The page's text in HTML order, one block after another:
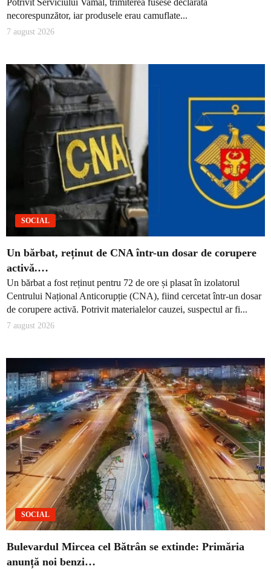
Potrivit Serviciului Vamal, trimiterea fusese declarată
necorespunzător, iar produsele erau camuflate...
7 august 2026
SOCIAL
Un bărbat, reținut de CNA într-un dosar de corupere
activă.…
Un bărbat a fost reținut pentru 72 de ore și plasat în izolatorul
Centrului Național Anticorupție (CNA), fiind cercetat într-un dosar
de corupere activă. Potrivit materialelor cauzei, suspectul ar fi...
7 august 2026
SOCIAL
Bulevardul Mircea cel Bătrân se extinde: Primăria
anunță noi benzi…